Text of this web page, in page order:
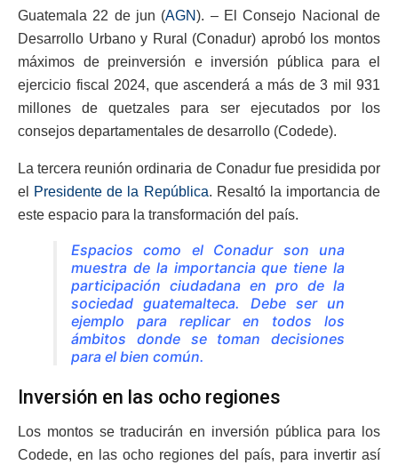
Guatemala 22 de jun (AGN). – El Consejo Nacional de
Desarrollo Urbano y Rural (Conadur) aprobó los montos
máximos de preinversión e inversión pública para el
ejercicio fiscal 2024, que ascenderá a más de 3 mil 931
millones de quetzales para ser ejecutados por los
consejos departamentales de desarrollo (Codede).
La tercera reunión ordinaria de Conadur fue presidida por
el
Presidente de la República. Resaltó la importancia de
este espacio para la transformación del país.
Espacios como el Conadur son una
muestra de la importancia que tiene la
participación ciudadana en pro de la
sociedad guatemalteca. Debe ser un
ejemplo para replicar en todos los
ámbitos donde se toman decisiones
para el bien común.
Inversión en las ocho regiones
Los montos se traducirán en inversión pública para los
Codede, en las ocho regiones del país, para invertir así